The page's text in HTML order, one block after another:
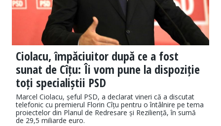
Ciolacu, împăciuitor după ce a fost
sunat de Cîțu: Îi vom pune la dispoziție
toți specialiștii PSD
Marcel Ciolacu, șeful PSD, a declarat vineri că a discutat
telefonic cu premierul Florin Cîțu pentru o întâlnire pe tema
proiectelor din Planul de Redresare și Reziliență, în sumă
de 29,5 miliarde euro.